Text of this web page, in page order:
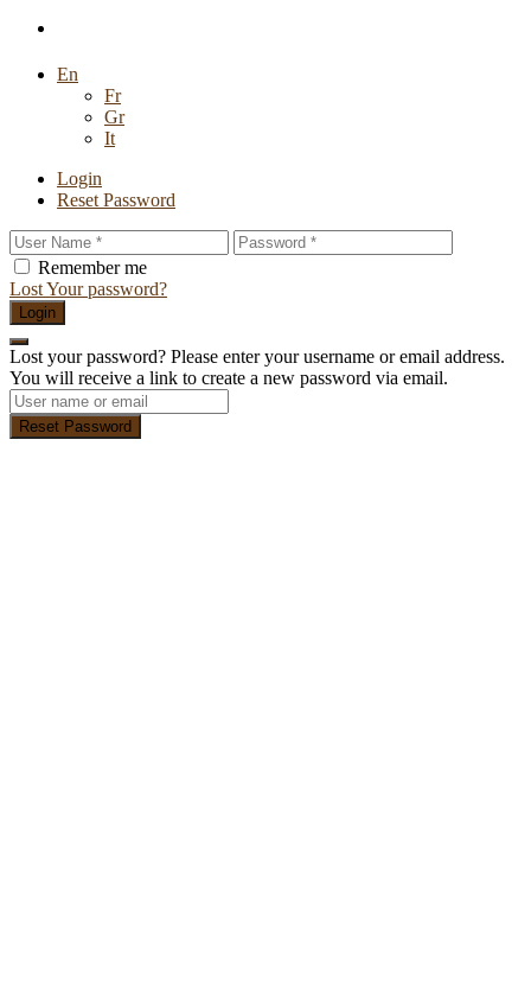
En
Fr
Gr
It
Login
Reset Password
Remember me
Lost Your password?
Login
Lost your password? Please enter your username or email address.
You will receive a link to create a new password via email.
Reset Password